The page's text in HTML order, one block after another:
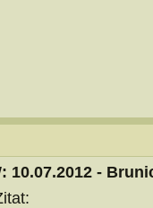
10.07.2012 -